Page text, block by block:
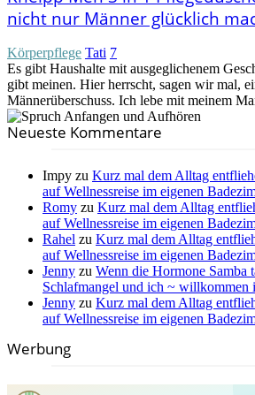
nicht nur Männer glücklich
Körperpflege Tati 7
Es gibt Haushalte mit ausgeglichenem
gibt meinen. Hier herrscht, sagen wir mal,
Männerüberschuss. Ich lebe mit meinem
Neueste Kommentare
Impy zu Kurz mal dem Alltag
auf Wellnessreise im eigenen
Romy zu Kurz mal dem Alltag
auf Wellnessreise im eigenen
Rahel zu Kurz mal dem Alltag
auf Wellnessreise im eigenen
Jenny zu Wenn die Hormone Samba
Schlafmangel und ich ~ willkommen
Jenny zu Kurz mal dem Alltag
auf Wellnessreise im eigenen
Werbung